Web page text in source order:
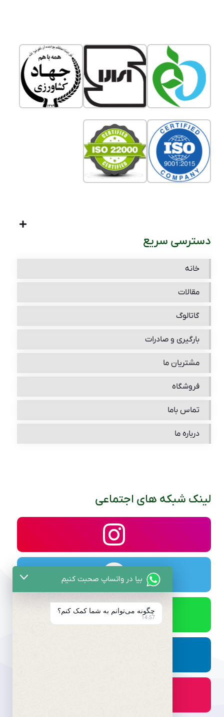
دسترسی سریع
خانه
مقالات
گاتالوگ
بارگیری و صادرات
مشتریان ما
فروشگاه
تماس باما
درباره ما
لینک شبکه های اجتماعی
بیا در واتساپ صحبت کنیم
چگونه می‌توانم به شما کمک کنم؟
14:57